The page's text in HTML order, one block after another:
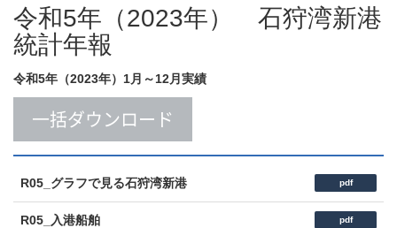
令和5年（2023年） 石狩湾新港
統計年報
令和5年（2023年）1月～12月実績
一括ダウンロード
R05_グラフで見る石狩湾新港 pdf
R05_入港船舶 pdf